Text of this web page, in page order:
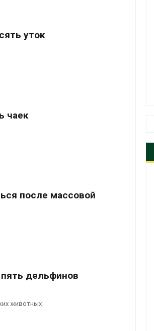
уток
чаек
после массовой
пять дельфинов
животных